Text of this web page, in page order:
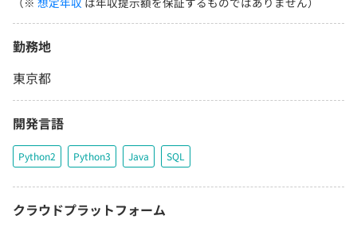
勤務地
東京都
開発言語
Python2 Python3 Java SQL
クラウドプラットフォーム